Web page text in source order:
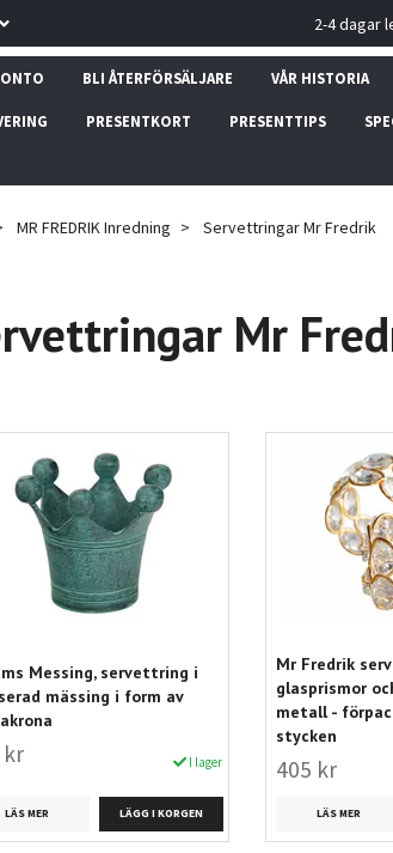
2-4 dagar
BLI ÅTERFÖRSÄLJARE VÅR HISTORIA
PRESENTKORT PRESENTTIPS
MR FREDRIK Inredning Servettringar Mr Fredrik
Mr
Messing, servettring i
mässing i form av
kr I lager
LÄS MER
Mr Fredrik
glasprismor
metall -
stycken
405 kr
LÄS MER